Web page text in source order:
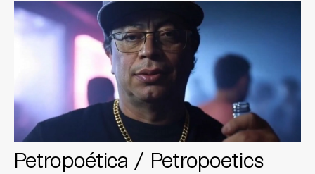
Petropoética / Petropoetics